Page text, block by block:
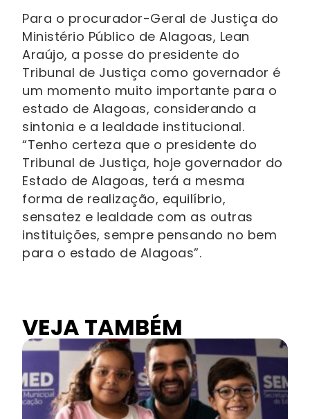
Para o procurador-Geral de Justiça do
Ministério Público de Alagoas, Lean
Araújo, a posse do presidente do
Tribunal de Justiça como governador é
um momento muito importante para o
estado de Alagoas, considerando a
sintonia e a lealdade institucional.
“Tenho certeza que o presidente do
Tribunal de Justiça, hoje governador do
Estado de Alagoas, terá a mesma
forma de realização, equilíbrio,
sensatez e lealdade com as outras
instituições, sempre pensando no bem
para o estado de Alagoas”.
VEJA TAMBÉM